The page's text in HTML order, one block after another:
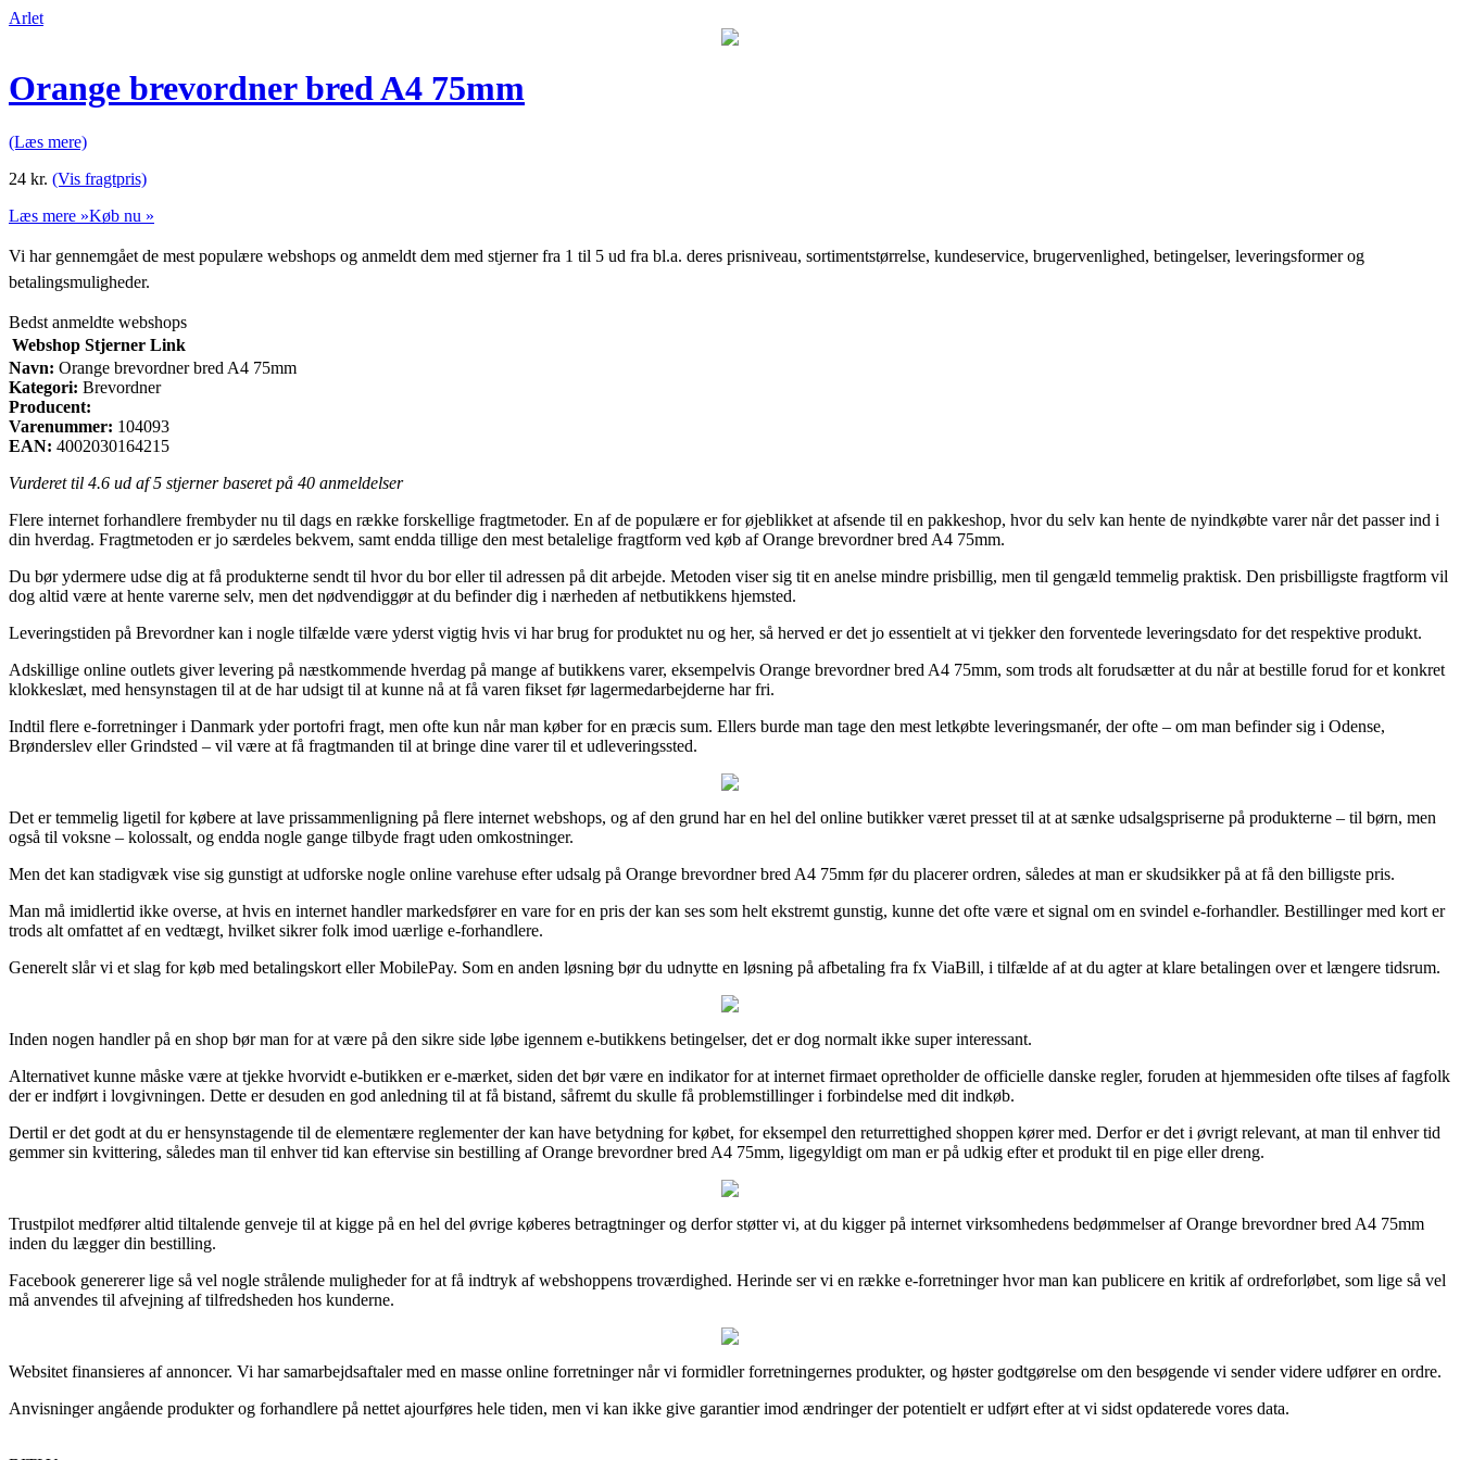
Arlet
Orange brevordner bred A4 75mm
(Læs mere)
24 kr. (Vis fragtpris)
Læs mere »Køb nu »
Vi har gennemgået de mest populære webshops og anmeldt dem med stjerner fra 1 til 5 ud fra bl.a. deres prisniveau, sortimentstørrelse, kundeservice, brugervenlighed, betingelser, leveringsformer og
betalingsmuligheder.
Bedst anmeldte webshops
Webshop Stjerner Link
Navn: Orange brevordner bred A4 75mm
Kategori: Brevordner
Producent:
Varenummer: 104093
EAN: 4002030164215
Vurderet til 4.6 ud af 5 stjerner baseret på 40 anmeldelser
Flere internet forhandlere frembyder nu til dags en række forskellige fragtmetoder. En af de populære er for øjeblikket at afsende til en pakkeshop, hvor du selv kan hente de nyindkøbte varer når det passer ind i
din hverdag. Fragtmetoden er jo særdeles bekvem, samt endda tillige den mest betalelige fragtform ved køb af Orange brevordner bred A4 75mm.
Du bør ydermere udse dig at få produkterne sendt til hvor du bor eller til adressen på dit arbejde. Metoden viser sig tit en anelse mindre prisbillig, men til gengæld temmelig praktisk. Den prisbilligste fragtform vil
dog altid være at hente varerne selv, men det nødvendiggør at du befinder dig i nærheden af netbutikkens hjemsted.
Leveringstiden på Brevordner kan i nogle tilfælde være yderst vigtig hvis vi har brug for produktet nu og her, så herved er det jo essentielt at vi tjekker den forventede leveringsdato for det respektive produkt.
Adskillige online outlets giver levering på næstkommende hverdag på mange af butikkens varer, eksempelvis Orange brevordner bred A4 75mm, som trods alt forudsætter at du når at bestille forud for et konkret
klokkeslæt, med hensynstagen til at de har udsigt til at kunne nå at få varen fikset før lagermedarbejderne har fri.
Indtil flere e-forretninger i Danmark yder portofri fragt, men ofte kun når man køber for en præcis sum. Ellers burde man tage den mest letkøbte leveringsmanér, der ofte – om man befinder sig i Odense,
Brønderslev eller Grindsted – vil være at få fragtmanden til at bringe dine varer til et udleveringssted.
Det er temmelig ligetil for købere at lave prissammenligning på flere internet webshops, og af den grund har en hel del online butikker været presset til at at sænke udsalgspriserne på produkterne – til børn, men
også til voksne – kolossalt, og endda nogle gange tilbyde fragt uden omkostninger.
Men det kan stadigvæk vise sig gunstigt at udforske nogle online varehuse efter udsalg på Orange brevordner bred A4 75mm før du placerer ordren, således at man er skudsikker på at få den billigste pris.
Man må imidlertid ikke overse, at hvis en internet handler markedsfører en vare for en pris der kan ses som helt ekstremt gunstig, kunne det ofte være et signal om en svindel e-forhandler. Bestillinger med kort er
trods alt omfattet af en vedtægt, hvilket sikrer folk imod uærlige e-forhandlere.
Generelt slår vi et slag for køb med betalingskort eller MobilePay. Som en anden løsning bør du udnytte en løsning på afbetaling fra fx ViaBill, i tilfælde af at du agter at klare betalingen over et længere tidsrum.
Inden nogen handler på en shop bør man for at være på den sikre side løbe igennem e-butikkens betingelser, det er dog normalt ikke super interessant.
Alternativet kunne måske være at tjekke hvorvidt e-butikken er e-mærket, siden det bør være en indikator for at internet firmaet opretholder de officielle danske regler, foruden at hjemmesiden ofte tilses af fagfolk
der er indført i lovgivningen. Dette er desuden en god anledning til at få bistand, såfremt du skulle få problemstillinger i forbindelse med dit indkøb.
Dertil er det godt at du er hensynstagende til de elementære reglementer der kan have betydning for købet, for eksempel den returrettighed shoppen kører med. Derfor er det i øvrigt relevant, at man til enhver tid
gemmer sin kvittering, således man til enhver tid kan eftervise sin bestilling af Orange brevordner bred A4 75mm, ligegyldigt om man er på udkig efter et produkt til en pige eller dreng.
Trustpilot medfører altid tiltalende genveje til at kigge på en hel del øvrige køberes betragtninger og derfor støtter vi, at du kigger på internet virksomhedens bedømmelser af Orange brevordner bred A4 75mm
inden du lægger din bestilling.
Facebook genererer lige så vel nogle strålende muligheder for at få indtryk af webshoppens troværdighed. Herinde ser vi en række e-forretninger hvor man kan publicere en kritik af ordreforløbet, som lige så vel
må anvendes til afvejning af tilfredsheden hos kunderne.
Websitet finansieres af annoncer. Vi har samarbejdsaftaler med en masse online forretninger når vi formidler forretningernes produkter, og høster godtgørelse om den besøgende vi sender videre udfører en ordre.
Anvisninger angående produkter og forhandlere på nettet ajourføres hele tiden, men vi kan ikke give garantier imod ændringer der potentielt er udført efter at vi sidst opdaterede vores data.